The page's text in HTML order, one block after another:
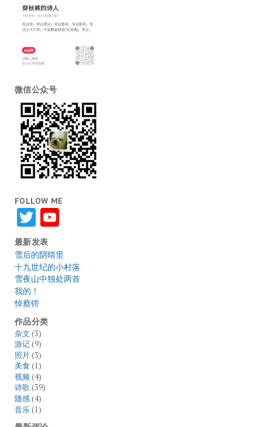
微信公众号
FOLLOW ME
TwitterYouTube
最新发表
雪后的阴晴里
十九世纪的小村落
雪夜山中独处两首
我的！
悼蔡锷
作品分类
杂文 (3)
游记(9)
照片(3)
美食 (1)
视频(4)
诗歌(39)
随感(4)
音乐(1)